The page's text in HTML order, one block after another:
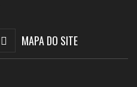
MAPA DO SITE